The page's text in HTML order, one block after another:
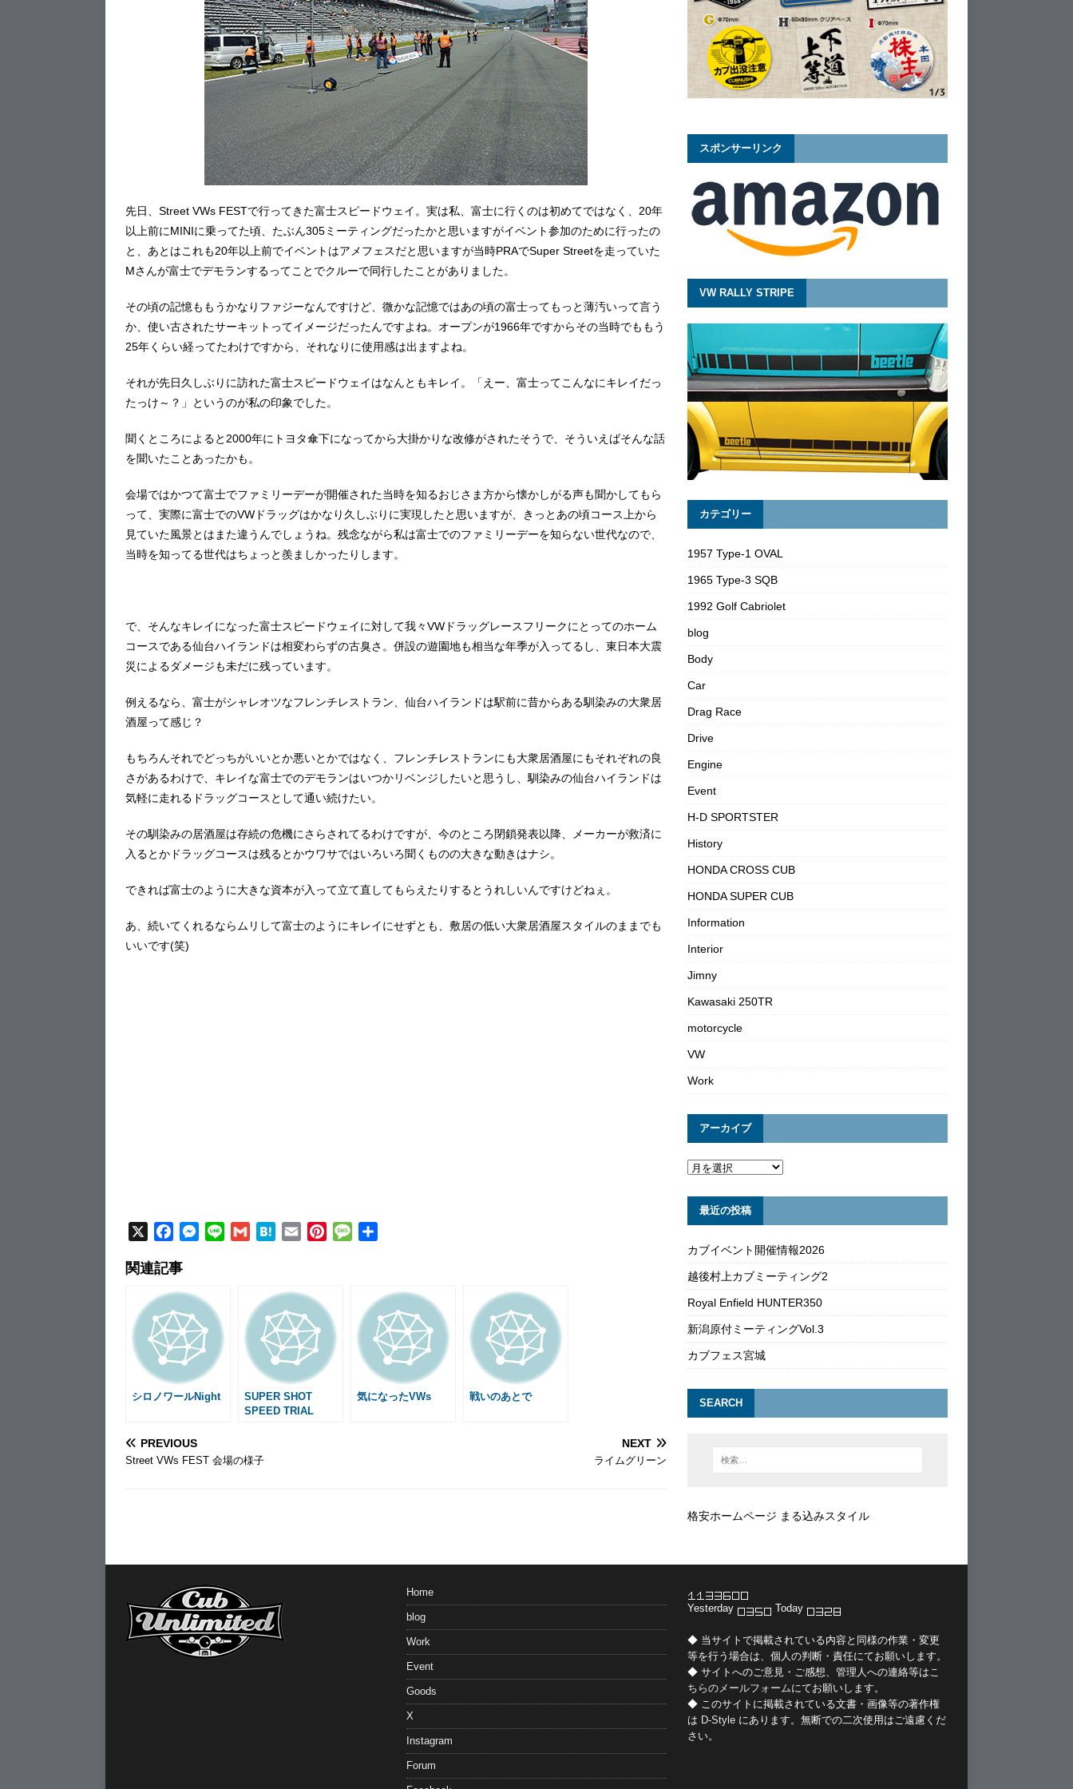
先日、Street VWs FESTで行ってきた富士スピードウェイ。実は私、富士に行くのは初めてではなく、20年
以上前にMINIに乗ってた頃、たぶん305ミーティングだったかと思いますがイベント参加のために行ったの
と、あとはこれも20年以上前でイベントはアメフェスだと思いますが当時PRAでSuper Streetを走っていた
Mさんが富士でデモランするってことでクルーで同行したことがありました。
その頃の記憶ももうかなりファジーなんですけど、微かな記憶ではあの頃の富士ってもっと薄汚いって言う
か、使い古されたサーキットってイメージだったんですよね。オープンが1966年ですからその当時でももう
25年くらい経ってたわけですから、それなりに使用感は出ますよね。
それが先日久しぶりに訪れた富士スピードウェイはなんともキレイ。「えー、富士ってこんなにキレイだっ
たっけ～？」というのが私の印象でした。
聞くところによると2000年にトヨタ傘下になってから大掛かりな改修がされたそうで、そういえばそんな話
を聞いたことあったかも。
会場ではかつて富士でファミリーデーが開催された当時を知るおじさま方から懐かしがる声も聞かしてもら
って、実際に富士でのVWドラッグはかなり久しぶりに実現したと思いますが、きっとあの頃コース上から
見ていた風景とはまた違うんでしょうね。残念ながら私は富士でのファミリーデーを知らない世代なので、
当時を知ってる世代はちょっと羨ましかったりします。
で、そんなキレイになった富士スピードウェイに対して我々VWドラッグレースフリークにとってのホーム
コースである仙台ハイランドは相変わらずの古臭さ。併設の遊園地も相当な年季が入ってるし、東日本大震
災によるダメージも未だに残っています。
例えるなら、富士がシャレオツなフレンチレストラン、仙台ハイランドは駅前に昔からある馴染みの大衆居
酒屋って感じ？
もちろんそれでどっちがいいとか悪いとかではなく、フレンチレストランにも大衆居酒屋にもそれぞれの良
さがあるわけで、キレイな富士でのデモランはいつかリベンジしたいと思うし、馴染みの仙台ハイランドは
気軽に走れるドラッグコースとして通い続けたい。
その馴染みの居酒屋は存続の危機にさらされてるわけですが、今のところ閉鎖発表以降、メーカーが救済に
入るとかドラッグコースは残るとかウワサではいろいろ聞くものの大きな動きはナシ。
できれば富士のように大きな資本が入って立て直してもらえたりするとうれしいんですけどねぇ。
あ、続いてくれるならムリして富士のようにキレイにせずとも、敷居の低い大衆居酒屋スタイルのままでも
いいです(笑)
c
e
b
o
o
k
M
e
n
g
H
a
P
e
s
g
e
関連記事
シロノワールNight
SUPER SHOT
SPEED TRIAL
気になったVWs 戦いのあとで
PREVIOUS
Street VWs FEST 会場の様子
NEXT
ライムグリーン
スポンサーリンク
VW RALLY STRIPE
カテゴリー
1957 Type-1 OVAL
1965 Type-3 SQB
1992 Golf Cabriolet
blog
Body
Car
Drag Race
Drive
Engine
Event
H-D SPORTSTER
History
HONDA CROSS CUB
HONDA SUPER CUB
Information
Interior
Jimny
Kawasaki 250TR
motorcycle
VW
Work
アーカイブ
最近の投稿
カブイベント開催情報2026
越後村上カブミーティング2
Royal Enfield HUNTER350
新潟原付ミーティングVol.3
カブフェス宮城
SEARCH
格安ホームページ まる込みスタイル
Home
blog
Work
Event
Goods
X
Instagram
Forum
Yesterday Today
◆ 当サイトで掲載されている内容と同様の作業・変更
等を行う場合は、個人の判断・責任にてお願いします。
◆ サイトへのご意見・ご感想、管理人への連絡等は こ
ちらのメールフォームにてお願いします。
◆ このサイトに掲載されている文書・画像等の著作権
は D-Styleにあります。無断での二次使用はご遠慮くだ
さい。